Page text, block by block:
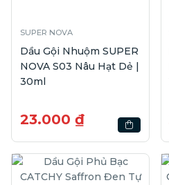
SUPER NOVA
Dầu Gội Nhuộm SUPER
NOVA S03 Nâu Hạt Dẻ |
30ml
23.000 ₫